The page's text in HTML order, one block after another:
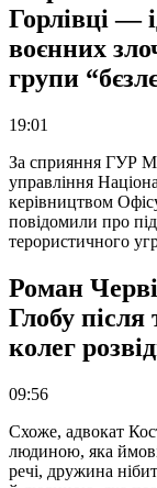
Горлівці —
воєнних
групи
19:01
За сприяння ГУР
управління
керівництвом
повідомили про
терористичного
Роман
Глобу після
колег
09:56
Схоже, адвокат
людиною, яка
речі, дружина